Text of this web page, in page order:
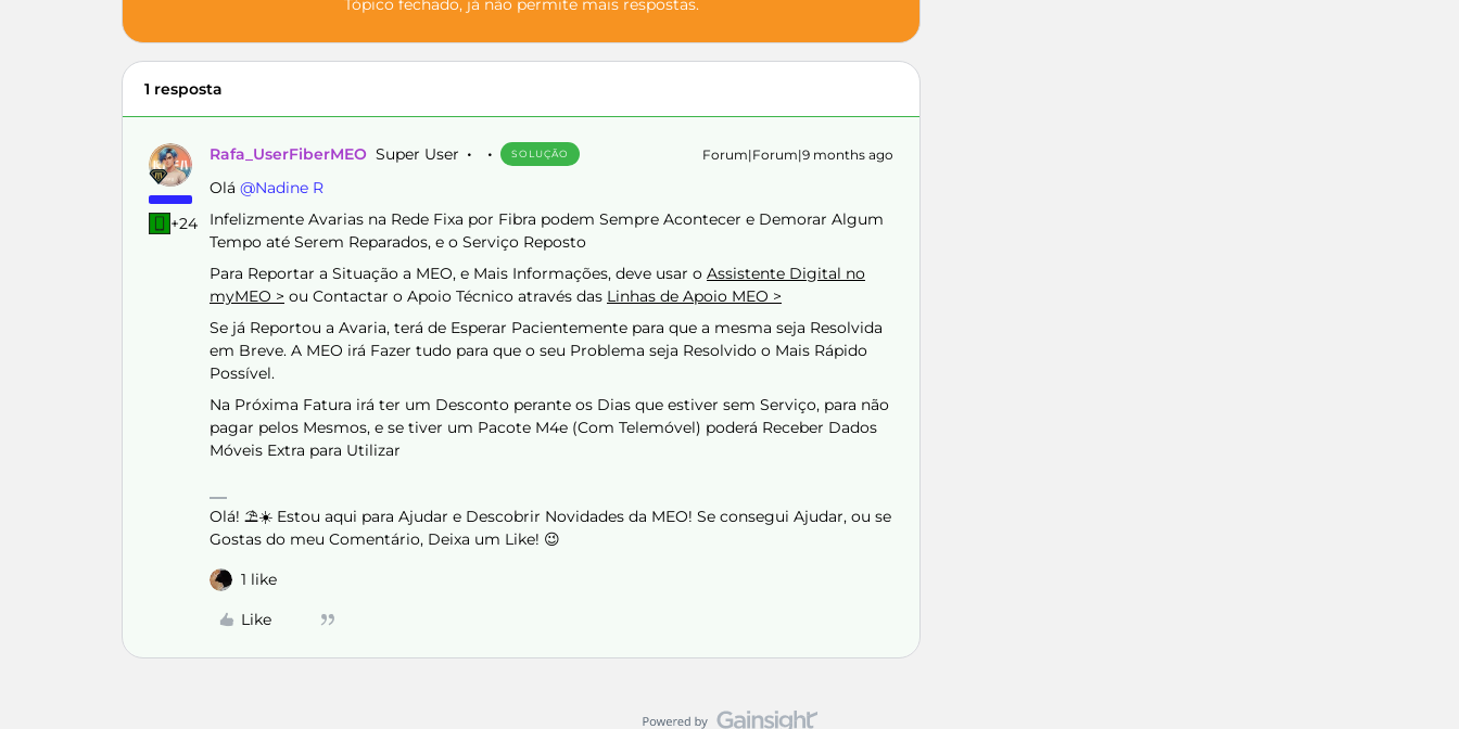
Tópico fechado, já não permite mais respostas.
1 resposta
+24
Rafa_UserFiberMEO Super User SOLUÇÃO Forum|Forum|9 months ago
Olá ​ @Nadine R
Infelizmente Avarias na Rede Fixa por Fibra podem Sempre Acontecer e Demorar Algum
Tempo até Serem Reparados, e o Serviço Reposto
Para Reportar a Situação a MEO, e Mais Informações, deve usar o Assistente Digital no
myMEO > ou Contactar o Apoio Técnico através das Linhas de Apoio MEO >
Se já Reportou a Avaria, terá de Esperar Pacientemente para que a mesma seja Resolvida
em Breve. A MEO irá Fazer tudo para que o seu Problema seja Resolvido o Mais Rápido
Possível.
Na Próxima Fatura irá ter um Desconto perante os Dias que estiver sem Serviço, para não
pagar pelos Mesmos, e se tiver um Pacote M4e (Com Telemóvel) poderá Receber Dados
Móveis Extra para Utilizar
Olá! ⛱️☀️ Estou aqui para Ajudar e Descobrir Novidades da MEO! Se consegui Ajudar, ou se
Gostas do meu Comentário, Deixa um Like! 😉
1 like
Like